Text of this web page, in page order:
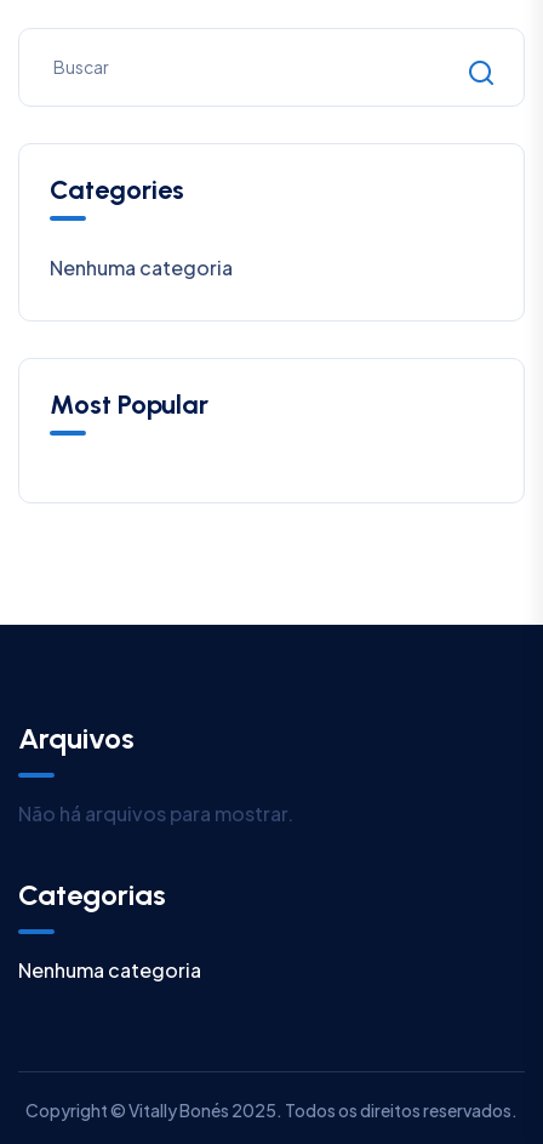
Categories
Nenhuma categoria
Most Popular
Arquivos
Não há arquivos para mostrar.
Categorias
Nenhuma categoria
Copyright © Vitally Bonés 2025. Todos os direitos reservados.